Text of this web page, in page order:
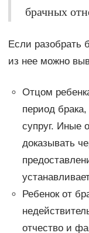
брачных
Если разобрать
из нее можно
Отцом
период
супруг. Иные
доказывать
Ребенок от
отчество и